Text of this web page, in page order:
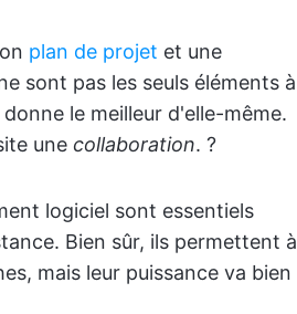
plan de projet et une
sont pas les seuls éléments à
le meilleur d'elle-même.
une collaboration. ?
logiciel sont essentiels
Bien sûr, ils permettent à
mais leur puissance va bien